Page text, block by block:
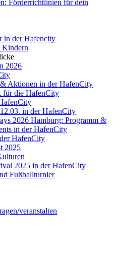
Förderrichtlinien für dein
in der Hafencity
2026
Aktionen in der HafenCity
für die HafenCity
in der HafenCity
2026 Hamburg: Programm &
in der HafenCity
HafenCity
2025
2025 in der HafenCity
Fußballturnier
veranstalten